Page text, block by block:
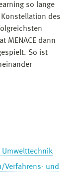
so lange
Konstellation des
MENACE dann
So ist
Umwelttechnik
Verfahrens- und